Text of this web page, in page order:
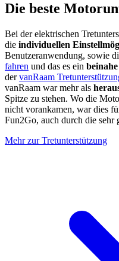
Die beste
Bei der elektrischen
die individuellen
Benutzeranwendung, sowie
fahren und das es ein
dervanRaam
vanRaam war mehr als
Spitze zu stehen. Wo die
nicht vorankamen, war dies
Fun2Go, auch durch die sehr
Mehr zur Tretunterstützung